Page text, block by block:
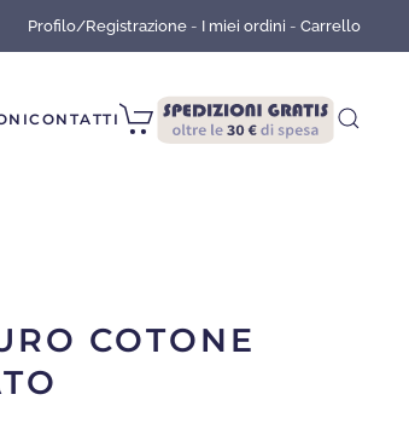
Profilo/Registrazione - I miei ordini - Carrello
CONTATTI
COTONE